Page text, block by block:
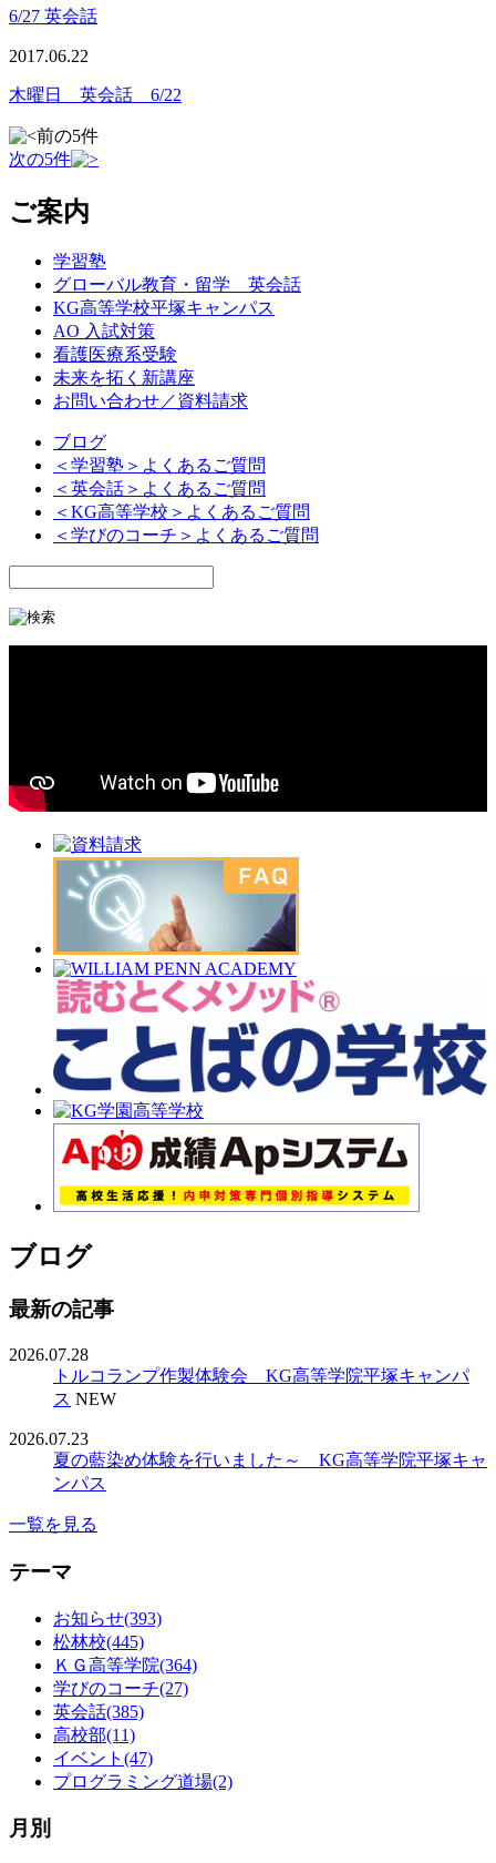
6/27 英会話
2017.06.22
木曜日 英会話 6/22
前の5件
次の5件
ご案内
学習塾
グローバル教育・留学 英会話
KG高等学校平塚キャンパス
AO 入試対策
看護医療系受験
未来を拓く新講座
お問い合わせ／資料請求
ブログ
＜学習塾＞よくあるご質問
＜英会話＞よくあるご質問
＜KG高等学校＞よくあるご質問
＜学びのコーチ＞よくあるご質問
ブログ
最新の記事
2026.07.28
トルコランプ作製体験会 KG高等学院平塚キャンパ
ス NEW
2026.07.23
夏の藍染め体験を行いました～ KG高等学院平塚キャ
ンパス
一覧を見る
テーマ
お知らせ(393)
松林校(445)
ＫＧ高等学院(364)
学びのコーチ(27)
英会話(385)
高校部(11)
イベント(47)
プログラミング道場(2)
月別